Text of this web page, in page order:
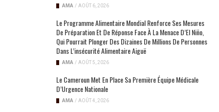
AMA / AOÛT 6, 2026
Le Programme Alimentaire Mondial Renforce Ses Mesures
De Préparation Et De Réponse Face À La Menace D’El Niño,
Qui Pourrait Plonger Des Dizaines De Millions De Personnes
Dans L’insécurité Alimentaire Aiguë
AMA / AOÛT 5, 2026
Le Cameroun Met En Place Sa Première Équipe Médicale
D’Urgence Nationale
AMA / AOÛT 4, 2026